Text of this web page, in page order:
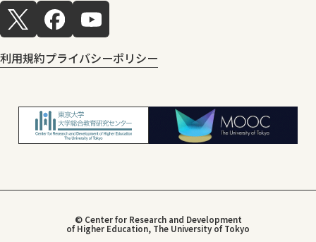
利用規約プライバシーポリシー
© Center for Research and Development
of Higher Education, The University of Tokyo